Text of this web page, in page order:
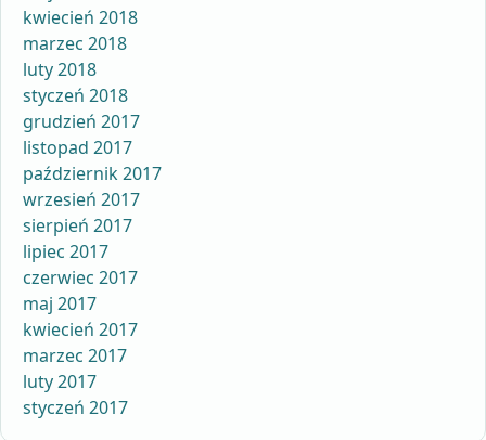
kwiecień 2018
marzec 2018
luty 2018
styczeń 2018
grudzień 2017
listopad 2017
październik 2017
wrzesień 2017
sierpień 2017
lipiec 2017
czerwiec 2017
maj 2017
kwiecień 2017
marzec 2017
luty 2017
styczeń 2017